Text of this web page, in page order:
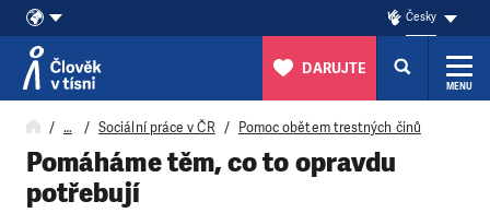
Přeskočit na obsah
Česky
DARUJTE
MENU
… Sociální práce v ČR Pomoc obětem trestných činů
Pomáháme těm, co to opravdu
potřebují